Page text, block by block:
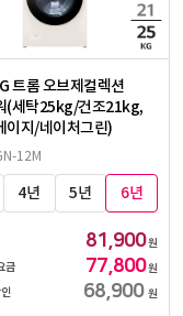
트롬 오브제컬렉션
(세탁25kg/건조21kg,
이지/네이처그린)
12M
4년 5년 6년
81,900원
금
77,800원
68,900 원